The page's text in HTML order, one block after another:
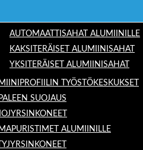
AUTOMAATTISAHAT ALUMIINILLE
KAKSITERÄISET ALUMIINISAHAT
YKSITERÄISET ALUMIINISAHAT
TYÖSTÖKESKUKSET
SUOJAUS
ALUMIINILLE